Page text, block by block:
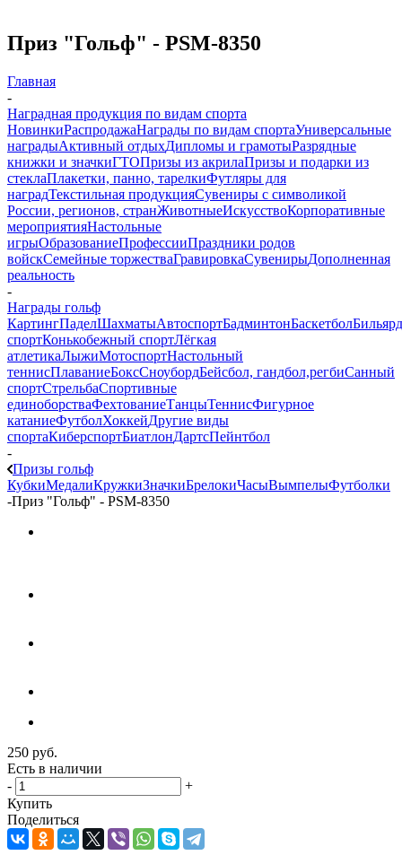
Приз "Гольф" - PSM-8350
Главная
-
Наградная продукция по видам спорта
НовинкиРаспродажаНаграды по видам спортаУниверсальные
наградыАктивный отдыхДипломы и грамотыРазрядные
книжки и значкиГТОПризы из акрилаПризы и подарки из
стеклаПлакетки, панно, тарелкиФутляры для
наградТекстильная продукцияСувениры с символикой
России, регионов, странЖивотныеИскусствоКорпоративные
мероприятияНастольные
игрыОбразованиеПрофессииПраздники родов
войскСемейные торжестваГравировкаСувенирыДополненная
реальность
-
Награды гольф
КартингПаделШахматыАвтоспортБадминтонБаскетболБильярд
спортКонькобежный спортЛёгкая
атлетикаЛыжиМотоспортНастольный
теннисПлаваниеБоксСноубордБейсбол, гандбол,регбиСанный
спортСтрельбаСпортивные
единоборстваФехтованиеТанцыТеннисФигурное
катаниеФутболХоккейДругие виды
спортаКиберспортБиатлонДартсПейнтбол
-
Призы гольф
КубкиМедалиКружкиЗначкиБрелокиЧасыВымпелыФутболки
-Приз "Гольф" - PSM-8350
250 руб.
Есть в наличии
-
+
Купить
Поделиться